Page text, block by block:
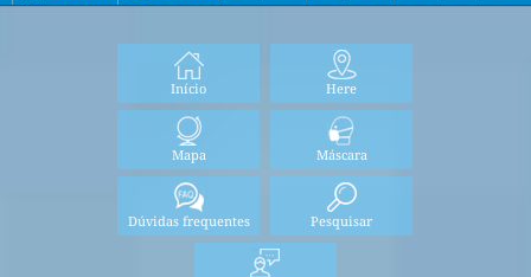
Início Here
Mapa Máscara
Dúvidas frequentes Pesquisar